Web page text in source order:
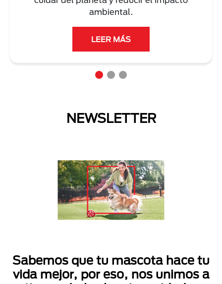
ambiental.
LEER MÁS
NEWSLETTER
Sabemos que tu mascota hace tu
vida mejor, por eso, nos unimos a